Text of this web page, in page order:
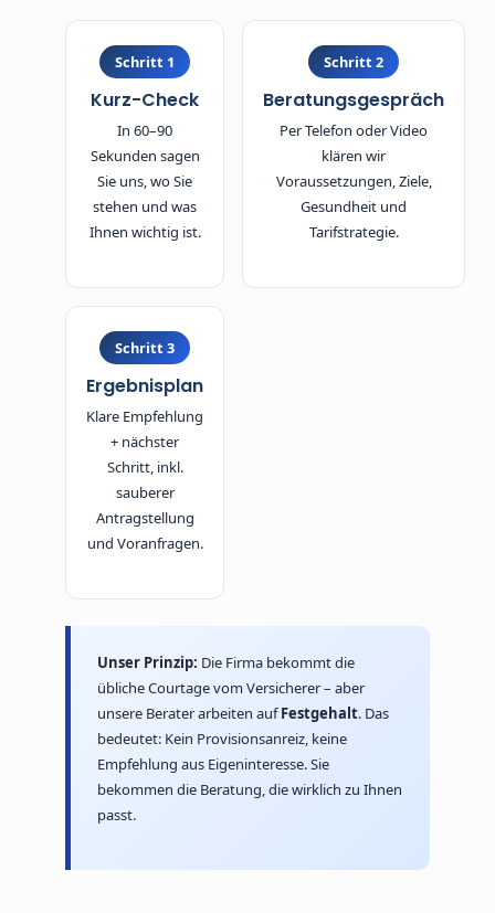
Schritt 1
Kurz-Check
In 60–90
Sekunden sagen
Sie uns, wo Sie
stehen und was
Ihnen wichtig ist.
Schritt 2
Beratungsgespräch
Per Telefon oder Video
klären wir
Voraussetzungen, Ziele,
Gesundheit und
Tarifstrategie.
Schritt 3
Ergebnisplan
Klare Empfehlung
+ nächster
Schritt, inkl.
sauberer
Antragstellung
und Voranfragen.
Unser Prinzip: Die Firma bekommt die
übliche Courtage vom Versicherer – aber
unsere Berater arbeiten aufFestgehalt. Das
bedeutet: Kein Provisionsanreiz, keine
Empfehlung aus Eigeninteresse. Sie
bekommen die Beratung, die wirklich zu Ihnen
passt.